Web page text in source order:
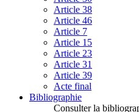
Article 38
Article 46
Article 7
Article 15
Article 23
Article 31
Article 39
Acte final
Bibliographie
Consulter la